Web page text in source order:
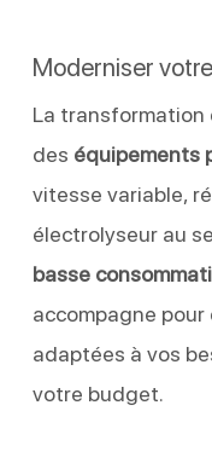
Moderniser
La transformation
des équipements
vitesse variable,
électrolyseur au
basse
accompagne
adaptées à vos
votre budget.